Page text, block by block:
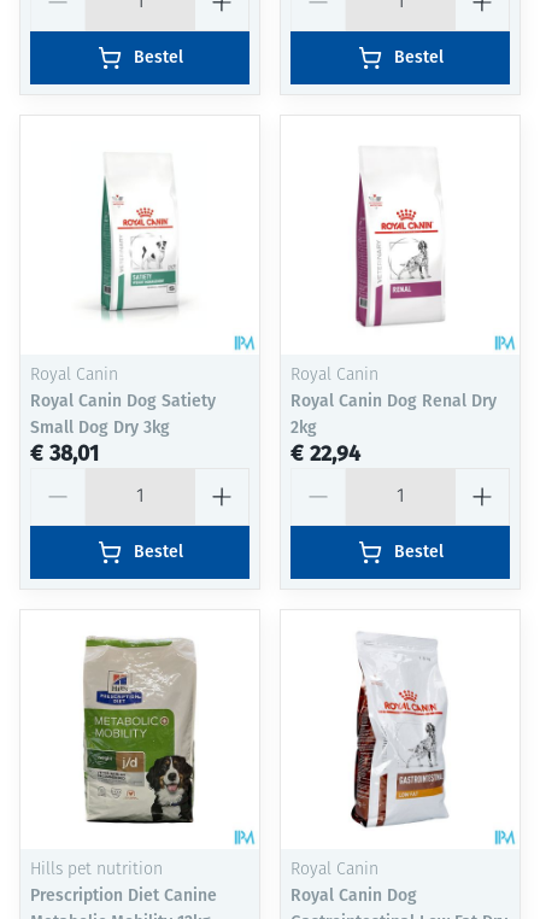
Bestel Bestel
Royal Canin
Royal Canin Dog Satiety
Small Dog Dry 3kg
€ 38,01
Bestel
Royal Canin
Royal Canin Dog Renal Dry
2kg
€ 22,94
Bestel
Hills pet nutrition
Prescription Diet Canine
Royal Canin
Royal Canin Dog